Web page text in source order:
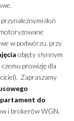
doń
w podwórzu, przy
objęty słynnym
czemu prowizję dla
Zapraszamy
do
i brokerów WGN.